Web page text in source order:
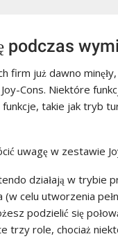
podczas
firm już dawno
Cons. Niektóre
takie jak tryb
uwagę w zestawie
działają w trybie
(w celu utworzenia
podzielić się
trzy role, chociaż